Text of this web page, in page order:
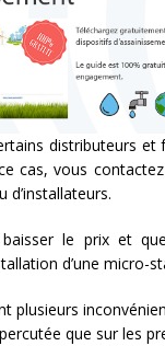
distributeurs
cas, vous
d’installateurs.
le prix et
d’une micro-
plusieurs
que sur les